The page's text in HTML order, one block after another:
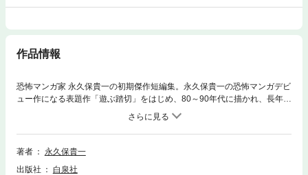
作品情報
恐怖マンガ家 永久保貴一の初期傑作短編集。永久保貴一の恐怖マンガデビ
ュー作になる表題作「遊ぶ踏切」をはじめ、80～90年代に描かれ、長年フ
ァンに読み継がれてきた傑作漫画を4編収録。（このコミックスにはホラ
ー シルキー増刊 戦戦恐恐 Vol.3およびホラー シルキー増刊 奇奇怪怪、奇
奇怪怪 Vol.2に掲載された「遊ぶ踏切」「お宮さん」「白粉婆」「黄昏症
候群（トワイライトシンドローム）」を収録しています)
著者
永久保貴一
出版社
白泉社